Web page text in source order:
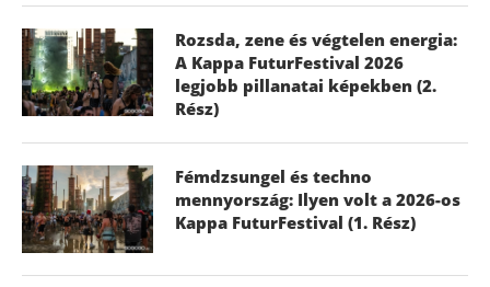
Rozsda, zene és végtelen energia:
A Kappa FuturFestival 2026
legjobb pillanatai képekben (2.
Rész)
Fémdzsungel és techno
mennyország: Ilyen volt a 2026-os
Kappa FuturFestival (1. Rész)